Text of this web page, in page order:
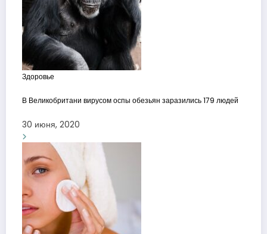
Здоровье
В Великобритани вирусом оспы обезьян заразились 179 людей
30 июня, 2020